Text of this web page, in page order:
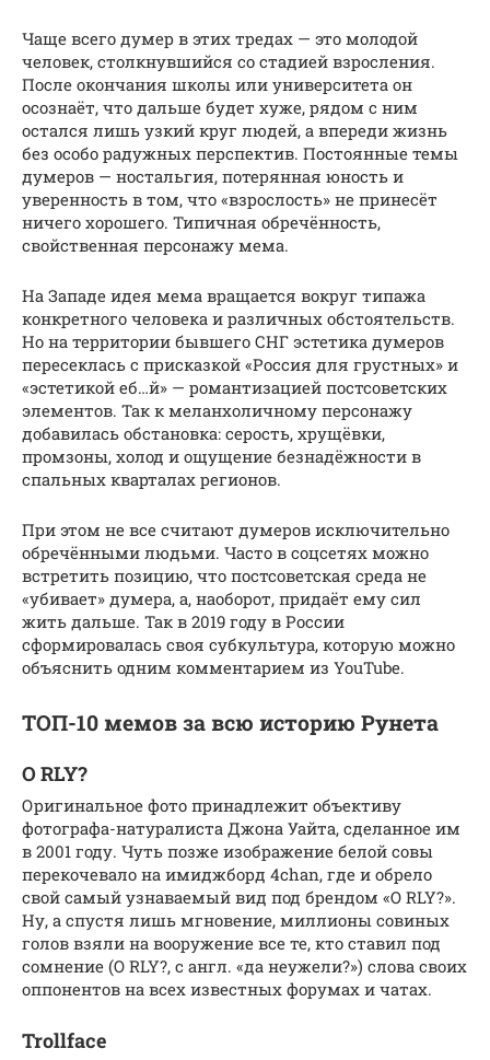
Чаще всего думер в этих тредах — это молодой
человек, столкнувшийся со стадией взросления.
После окончания школы или университета он
осознаёт, что дальше будет хуже, рядом с ним
остался лишь узкий круг людей, а впереди жизнь
без особо радужных перспектив. Постоянные темы
думеров — ностальгия, потерянная юность и
уверенность в том, что «взрослость» не принесёт
ничего хорошего. Типичная обречённость,
свойственная персонажу мема.
На Западе идея мема вращается вокруг типажа
конкретного человека и различных обстоятельств.
Но на территории бывшего СНГ эстетика думеров
пересеклась с присказкой «Россия для грустных» и
«эстетикой еб…й» — романтизацией постсоветских
элементов. Так к меланхоличному персонажу
добавилась обстановка: серость, хрущёвки,
промзоны, холод и ощущение безнадёжности в
спальных кварталах регионов.
При этом не все считают думеров исключительно
обречёнными людьми. Часто в соцсетях можно
встретить позицию, что постсоветская среда не
«убивает» думера, а, наоборот, придаёт ему сил
жить дальше. Так в 2019 году в России
сформировалась своя субкультура, которую можно
объяснить одним комментарием из YouTube.
ТОП-10 мемов за всю историю Рунета
O RLY?
Оригинальное фото принадлежит объективу
фотографа-натуралиста Джона Уайта, сделанное им
в 2001 году. Чуть позже изображение белой совы
перекочевало на имиджборд 4chan, где и обрело
свой самый узнаваемый вид под брендом «O RLY?».
Ну, а спустя лишь мгновение, миллионы совиных
голов взяли на вооружение все те, кто ставил под
сомнение (O RLY?, с англ. «да неужели?») слова своих
оппонентов на всех известных форумах и чатах.
Trollface